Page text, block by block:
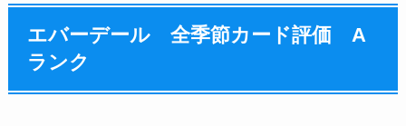
エバーデール 全季節カード評価 A
ランク